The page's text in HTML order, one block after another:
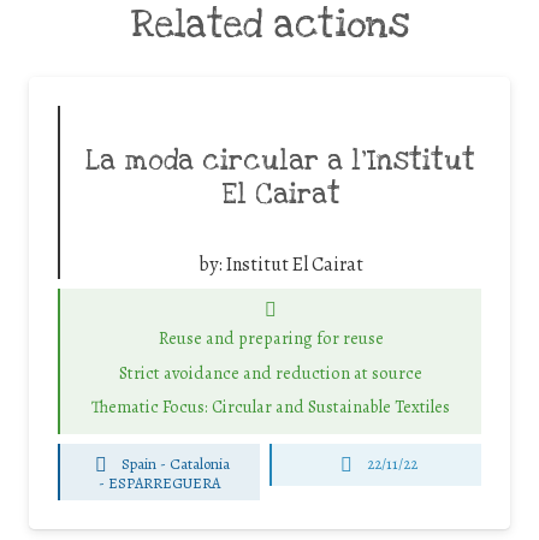
Related actions
La moda circular a l’Institut
El Cairat
by:Institut El Cairat
Reuse and preparing for reuse
Strict avoidance and reduction at source
Thematic Focus: Circular and Sustainable Textiles
Spain - Catalonia
- ESPARREGUERA
22/11/22